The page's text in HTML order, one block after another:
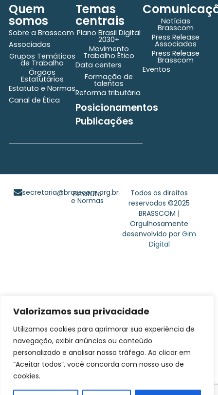
Valorizamos sua privacidade
Utilizamos cookies para aprimorar sua experiência de
navegação, exibir anúncios ou conteúdo
personalizado e analisar nosso tráfego. Ao clicar em
“Aceitar todos”, você concorda com nosso uso de
cookies.
Quem
somos
Sobre a Brasscom
Associadas
Grupos Temáticos
de Trabalho
Órgãos
Estatutários
Estatuto e Normas
Canal de Ética
Temas
centrais
Plano Brasil Digital
2030+
Movimento
Trabalho Ético
Data centers
Formação de
talentos
Reforma tributária
Posicionamentos
Publicações
Notícias
Brasscom
Press Release
Associados
Press Release
Brasscom
Eventos
Todos os direitos
reservados ©2025
BRASSCOM |
Orgulhosamente
desenvolvido porGim
Digital
secretaria@brasscom.org.br
Estatuto
e Normas